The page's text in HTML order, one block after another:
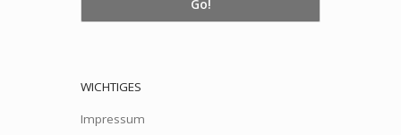
WICHTIGES
Impressum